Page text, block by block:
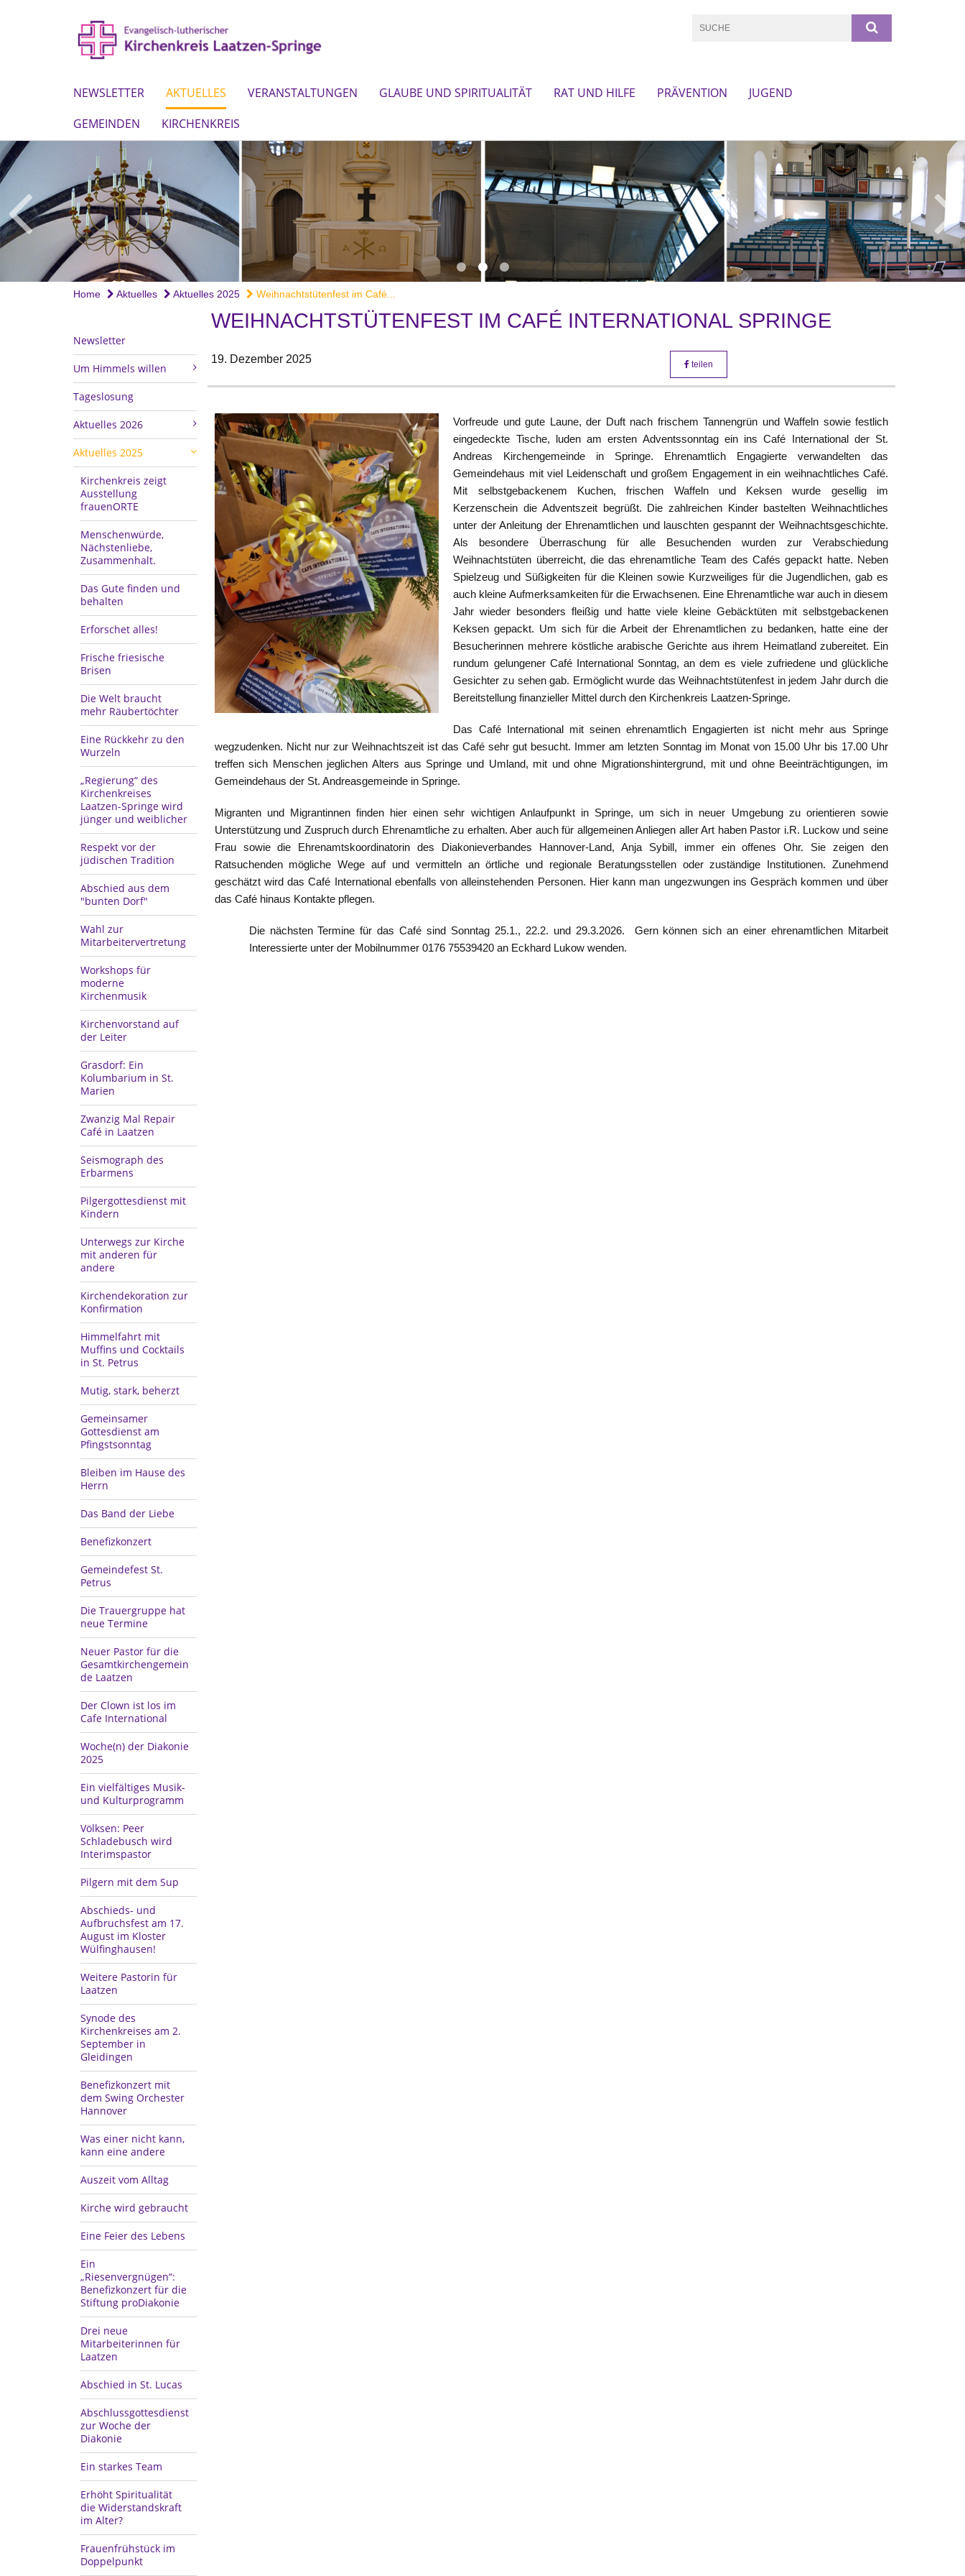
NEWSLETTER AKTUELLES VERANSTALTUNGEN GLAUBE UND SPIRITUALITÄT RAT UND HILFE PRÄVENTION
JUGEND
GEMEINDEN
KIRCHENKREIS
Home Aktuelles Aktuelles 2025 Weihnachtstütenfest im Café...
Newsletter
Um Himmels willen
Tageslosung
Aktuelles 2026
Aktuelles 2025
Kirchenkreis zeigt
Ausstellung
frauenORTE
Menschenwürde,
Nächstenliebe,
Zusammenhalt.
Das Gute finden und
behalten
Erforschet alles!
Frische friesische
Brisen
Die Welt braucht
mehr Räubertöchter
Eine Rückkehr zu den
Wurzeln
„Regierung“ des
Kirchenkreises
Laatzen-Springe wird
jünger und weiblicher
Respekt vor der
jüdischen Tradition
Abschied aus dem
"bunten Dorf"
Wahl zur
Mitarbeitervertretung
Workshops für
moderne
Kirchenmusik
Kirchenvorstand auf
der Leiter
Grasdorf: Ein
Kolumbarium in St.
Marien
Zwanzig Mal Repair
Café in Laatzen
Seismograph des
Erbarmens
Pilgergottesdienst mit
Kindern
Unterwegs zur Kirche
mit anderen für
andere
Kirchendekoration zur
Konfirmation
Himmelfahrt mit
Muffins und Cocktails
in St. Petrus
Mutig, stark, beherzt
Gemeinsamer
Gottesdienst am
Pfingstsonntag
Bleiben im Hause des
Herrn
Das Band der Liebe
Benefizkonzert
Gemeindefest St.
Petrus
Die Trauergruppe hat
neue Termine
Neuer Pastor für die
Gesamtkirchengemein
de Laatzen
Der Clown ist los im
Cafe International
Woche(n) der Diakonie
2025
Ein vielfältiges Musik-
und Kulturprogramm
Völksen: Peer
Schladebusch wird
Interimspastor
Pilgern mit dem Sup
Abschieds- und
Aufbruchsfest am 17.
August im Kloster
Wülfinghausen!
Weitere Pastorin für
Laatzen
Synode des
Kirchenkreises am 2.
September in
Gleidingen
Benefizkonzert mit
dem Swing Orchester
Hannover
Was einer nicht kann,
kann eine andere
Auszeit vom Alltag
Kirche wird gebraucht
Eine Feier des Lebens
Ein
„Riesenvergnügen“:
Benefizkonzert für die
Stiftung proDiakonie
Drei neue
Mitarbeiterinnen für
Laatzen
Abschied in St. Lucas
Abschlussgottesdienst
zur Woche der
Diakonie
Ein starkes Team
Erhöht Spiritualität
die Widerstandskraft
im Alter?
Frauenfrühstück im
Doppelpunkt
WEIHNACHTSTÜTENFEST IM CAFÉ INTERNATIONAL SPRINGE
19. Dezember 2025 teilen
Vorfreude und gute Laune, der Duft nach frischem Tannengrün und Waffeln sowie festlich
eingedeckte Tische, luden am ersten Adventssonntag ein ins Café International der St.
Andreas Kirchengemeinde in Springe. Ehrenamtlich Engagierte verwandelten das
Gemeindehaus mit viel Leidenschaft und großem Engagement in ein weihnachtliches Café.
Mit selbstgebackenem Kuchen, frischen Waffeln und Keksen wurde gesellig im
Kerzenschein die Adventszeit begrüßt. Die zahlreichen Kinder bastelten Weihnachtliches
unter der Anleitung der Ehrenamtlichen und lauschten gespannt der Weihnachtsgeschichte.
Als besondere Überraschung für alle Besuchenden wurden zur Verabschiedung
Weihnachtstüten überreicht, die das ehrenamtliche Team des Cafés gepackt hatte. Neben
Spielzeug und Süßigkeiten für die Kleinen sowie Kurzweiliges für die Jugendlichen, gab es
auch kleine Aufmerksamkeiten für die Erwachsenen. Eine Ehrenamtliche war auch in diesem
Jahr wieder besonders fleißig und hatte viele kleine Gebäcktüten mit selbstgebackenen
Keksen gepackt. Um sich für die Arbeit der Ehrenamtlichen zu bedanken, hatte eine der
Besucherinnen mehrere köstliche arabische Gerichte aus ihrem Heimatland zubereitet. Ein
rundum gelungener Café International Sonntag, an dem es viele zufriedene und glückliche
Gesichter zu sehen gab. Ermöglicht wurde das Weihnachtstütenfest in jedem Jahr durch die
Bereitstellung finanzieller Mittel durch den Kirchenkreis Laatzen-Springe.
Das Café International mit seinen ehrenamtlich Engagierten ist nicht mehr aus Springe
wegzudenken. Nicht nur zur Weihnachtszeit ist das Café sehr gut besucht. Immer am letzten Sonntag im Monat von 15.00 Uhr bis 17.00 Uhr
treffen sich Menschen jeglichen Alters aus Springe und Umland, mit und ohne Migrationshintergrund, mit und ohne Beeinträchtigungen, im
Gemeindehaus der St. Andreasgemeinde in Springe.
Migranten und Migrantinnen finden hier einen sehr wichtigen Anlaufpunkt in Springe, um sich in neuer Umgebung zu orientieren sowie
Unterstützung und Zuspruch durch Ehrenamtliche zu erhalten. Aber auch für allgemeinen Anliegen aller Art haben Pastor i.R. Luckow und seine
Frau sowie die Ehrenamtskoordinatorin des Diakonieverbandes Hannover-Land, Anja Sybill, immer ein offenes Ohr. Sie zeigen den
Ratsuchenden mögliche Wege auf und vermitteln an örtliche und regionale Beratungsstellen oder zuständige Institutionen. Zunehmend
geschätzt wird das Café International ebenfalls von alleinstehenden Personen. Hier kann man ungezwungen ins Gespräch kommen und über
das Café hinaus Kontakte pflegen.
Die nächsten Termine für das Café sind Sonntag 25.1., 22.2. und 29.3.2026. Gern können sich an einer ehrenamtlichen Mitarbeit
Interessierte unter der Mobilnummer 0176 75539420 an Eckhard Lukow wenden.